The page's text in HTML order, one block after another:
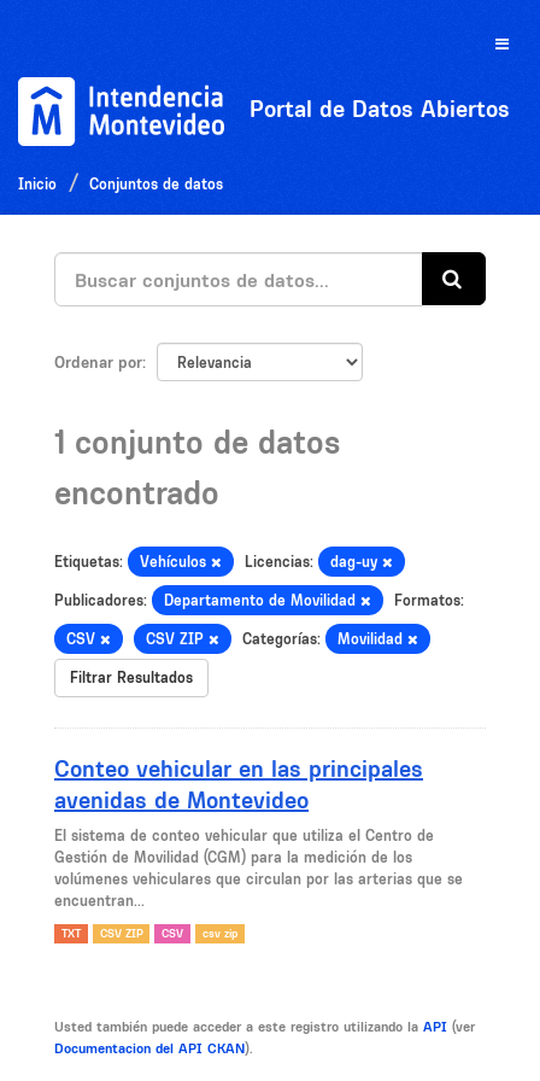
Toggle
Portal de Datos Abiertos
Inicio Conjuntos de datos
Ordenar por
1 conjunto de datos
encontrado
Etiquetas: Vehículos Licencias: dag-uy
Publicadores: Departamento de Movilidad Formatos:
CSV CSV ZIP Categorías: Movilidad
Filtrar Resultados
Conteo vehicular en las principales
avenidas de Montevideo
El sistema de conteo vehicular que utiliza el Centro de
Gestión de Movilidad (CGM) para la medición de los
volúmenes vehiculares que circulan por las arterias que se
encuentran...
TXT CSV ZIP CSV csv zip
Usted también puede acceder a este registro utilizando la API (ver
Documentacion del API CKAN).